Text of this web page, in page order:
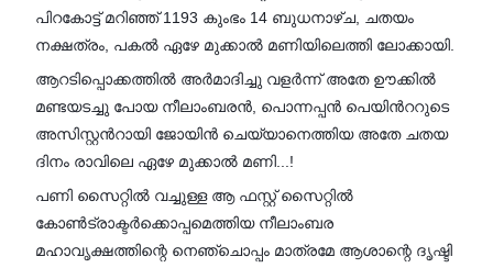
പിറകോട്ട് മറിഞ്ഞ് 1193 കുംഭം 14 ബുധനാഴ്ച, ചതയം
നക്ഷത്രം, പകൽ ഏഴേ മുക്കാൽ മണിയിലെത്തി ലോക്കായി.
ആറടിപ്പൊക്കത്തിൽ അർമാദിച്ചു വളർന്ന് അതേ ഊക്കിൽ
മണ്ടയടച്ചു പോയ നീലാംബരൻ, പൊന്നപ്പൻ പെയിൻററുടെ
അസിസ്റ്റൻറായി ജോയിൻ ചെയ്യാനെത്തിയ അതേ ചതയ
ദിനം രാവിലെ ഏഴേ മുക്കാൽ മണി...!
പണി സൈറ്റിൽ വച്ചുള്ള ആ ഫസ്റ്റ് സൈറ്റിൽ
കോൺട്രാക്ടർക്കൊപ്പമെത്തിയ നീലാംബര
മഹാവൃക്ഷത്തിന്റെ നെഞ്ചൊപ്പം മാത്രമേ ആശാന്റെ ദൃഷ്ടി